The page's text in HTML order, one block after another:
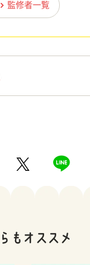
監修者一覧